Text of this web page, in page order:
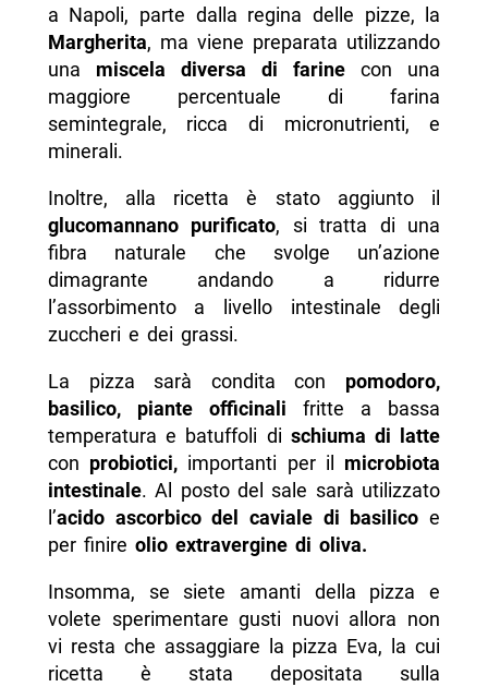
a Napoli, parte dalla regina delle pizze, la
Margherita, ma viene preparata utilizzando
una miscela diversa di farinecon una
maggiore percentuale di farina
semintegrale, ricca di micronutrienti, e
minerali.
Inoltre, alla ricetta è stato aggiunto il
glucomannano purificato, si tratta di una
fibra naturale che svolge un’azione
dimagrante andando a ridurre
l’assorbimento a livello intestinale degli
zuccheri e dei grassi.
La pizza sarà condita con pomodoro,
basilico, piante officinali fritte a bassa
temperatura e batuffoli di schiuma di latte
con probiotici, importanti per il microbiota
intestinale. Al posto del sale sarà utilizzato
l’acido ascorbico del caviale di basilico e
per finire olio extravergine di oliva.
Insomma, se siete amanti della pizza e
volete sperimentare gusti nuovi allora non
vi resta che assaggiare la pizza Eva, la cui
ricetta è stata depositata sulla